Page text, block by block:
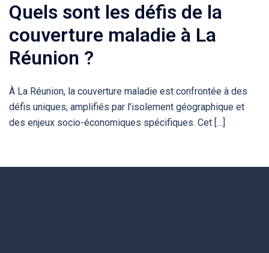
Quels sont les défis de la
couverture maladie à La
Réunion ?
À La Réunion, la couverture maladie est confrontée à des
défis uniques, amplifiés par l’isolement géographique et
des enjeux socio-économiques spécifiques. Cet […]